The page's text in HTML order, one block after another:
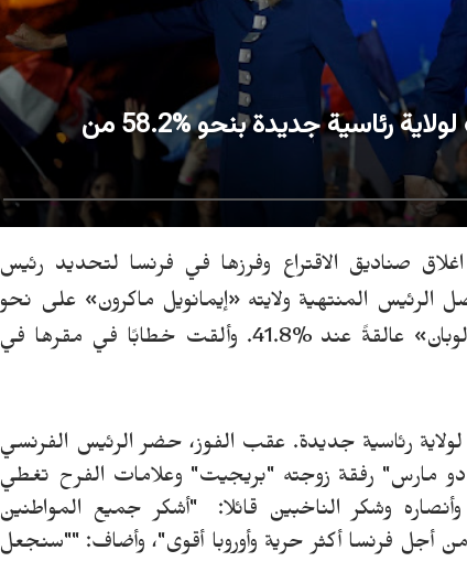
فرنسا: رسميا.. إعادة انتخاب «ماكرون» لولاية رئاسية جديدة بنحو %58.2 من
نيوز، الأحد 24 أبريل 2022 - مع اغلاق صناديق الاقتراع وفرزها في فرنسا لتحديد رئيس
الرئيس المنتهية ولايته «إيمانويل ماكرون» على نحو
» عالقة عند %41.8. وألقت خطابًا في مقرها في
لولاية رئاسية جديدة. عقب الفوز، حضر الرئيس الفرنسي
دو مارس" رفقة زوجته "بريجيت" وعلامات الفرح تغطي
وشكر الناخبين قائلا: "أشكر جميع المواطنين
أجل فرنسا أكثر حرية وأوروبا أقوى"، وأضاف: ""سنجعل